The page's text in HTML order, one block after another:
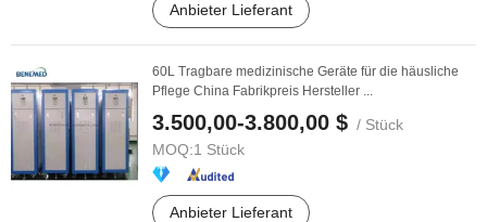
Anbieter Lieferant
60L Tragbare medizinische Geräte für die häusliche
Pflege China Fabrikpreis Hersteller ...
3.500,00-3.800,00 $ / Stück
MOQ:1 Stück
Anbieter Lieferant